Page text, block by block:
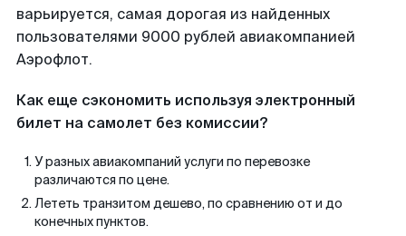
варьируется, самая дорогая из найденных
пользователями 9000 рублей авиакомпанией
Аэрофлот.
Как еще сэкономить используя электронный
билет на самолет без комиссии?
У разных авиакомпаний услуги по перевозке
различаются по цене.
Лететь транзитом дешево, по сравнению от и до
конечных пунктов.